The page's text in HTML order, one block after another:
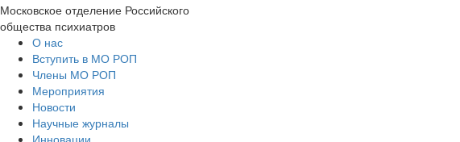
Московское отделение Российского
общества психиатров
О нас
Вступить в МО РОП
Члены МО РОП
Мероприятия
Новости
Научные журналы
Инновации